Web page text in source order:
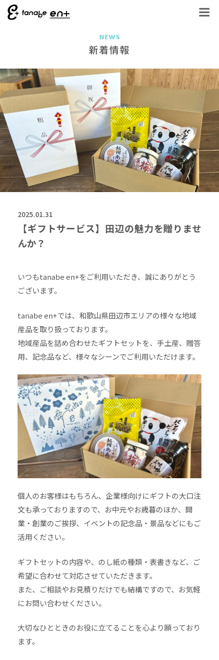
NEWS
新着情報
2025.01.31
【ギフトサービス】田辺の魅力を贈りませ
んか？
いつもtanabe en+をご利用いただき、誠にありがとう
ございます。
tanabe en+では、和歌山県田辺市エリアの様々な地域
産品を取り扱っております。
地域産品を詰め合わせたギフトセットを、手土産、贈答
用、記念品など、様々なシーンでご利用いただけます。
個人のお客様はもちろん、企業様向けにギフトの大口注
文も承っておりますので、お中元やお歳暮のほか、開
業・創業のご挨拶、イベントの記念品・景品などにもご
活用ください。
ギフトセットの内容や、のし紙の種類・表書きなど、ご
希望に合わせて対応させていただきます。
また、ご相談やお見積りだけでも結構ですので、お気軽
にお問い合わせください。
大切なひとときのお役に立てることを心より願っており
ます。